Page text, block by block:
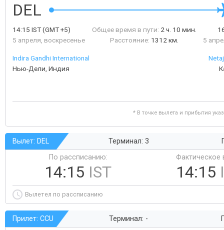
DEL
14:15 IST(GMT +5)
5 апреля, воскресенье
Общее время в пути: 2 ч. 10 мин.
Расстояние: 1312 км.
5
Indira Gandhi International
Нью-Дели, Индия
* В точке вылета и прибытия
Вылет: DEL Терминал: 3
По рассписанию:
14:15 IST
Фактическое
14:15
Вылетел по рассписанию
Прилет: CCU Терминал: -